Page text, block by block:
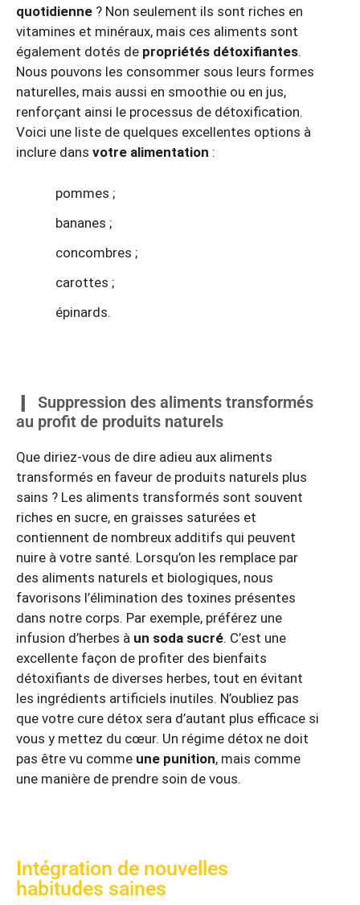
quotidienne ? Non seulement ils sont riches en
vitamines et minéraux, mais ces aliments sont
également dotés de propriétés détoxifiantes.
Nous pouvons les consommer sous leurs formes
naturelles, mais aussi en smoothie ou en jus,
renforçant ainsi le processus de détoxification.
Voici une liste de quelques excellentes options à
inclure dans votre alimentation :
pommes ;
bananes ;
concombres ;
carottes ;
épinards.
Suppression des aliments transformés
au profit de produits naturels
Que diriez-vous de dire adieu aux aliments
transformés en faveur de produits naturels plus
sains ? Les aliments transformés sont souvent
riches en sucre, en graisses saturées et
contiennent de nombreux additifs qui peuvent
nuire à votre santé. Lorsqu’on les remplace par
des aliments naturels et biologiques, nous
favorisons l’élimination des toxines présentes
dans notre corps. Par exemple, préférez une
infusion d’herbes à un soda sucré. C’est une
excellente façon de profiter des bienfaits
détoxifiants de diverses herbes, tout en évitant
les ingrédients artificiels inutiles. N’oubliez pas
que votre cure détox sera d’autant plus efficace si
vous y mettez du cœur. Un régime détox ne doit
pas être vu comme une punition, mais comme
une manière de prendre soin de vous.
Intégration de nouvelles
habitudes saines